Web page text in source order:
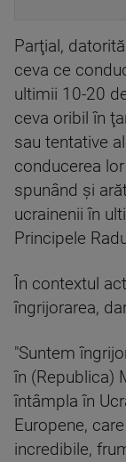
Parţial,
ceva ce
ultimii 10-20
ceva oribil în
sau tentative
conducerea
spunând şi
ucrainenii în
Principele
În contextul
îngrijorarea,
"Suntem
în (Republica)
întâmpla în
Europene,
incredibile,